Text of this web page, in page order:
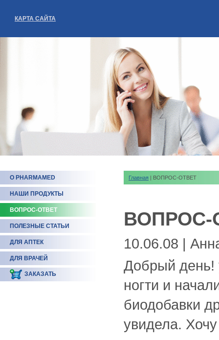
КАРТА САЙТА
О PHARMAMED
НАШИ ПРОДУКТЫ
ВОПРОС-ОТВЕТ
ПОЛЕЗНЫЕ СТАТЬИ
ДЛЯ АПТЕК
ДЛЯ ВРАЧЕЙ
ЗАКАЗАТЬ
Главная | ВОПРОС-ОТВЕТ
ВОПРОС-
10.06.08 |
Добрый день!
ногти и
биодобавки
увидела.